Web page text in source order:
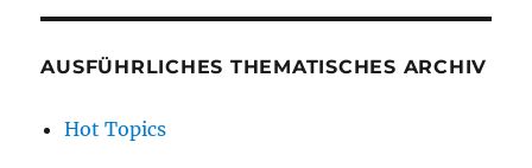
AUSFÜHRLICHES THEMATISCHES ARCHIV
Hot Topics